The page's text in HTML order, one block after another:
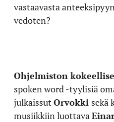
vastaavasta
vedoten?
Ohjelmiston
spoken word -tyylisiä
julkaissut Orvokki sekä
musiikkiin luottava